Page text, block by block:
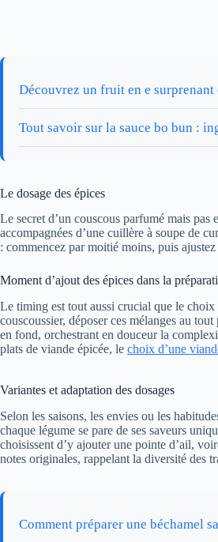
Découvrez un fruit en e surprenant
Tout savoir sur la sauce bo bun :
Le dosage des épices
Le secret d’un couscous parfumé mais
accompagnées d’une cuillère à soupe de
: commencez par moitié moins, puis
Moment d’ajout des épices dans la
Le timing est tout aussi crucial que le choix
couscoussier, déposer ces mélanges au
en fond, orchestrant en douceur la
plats de viande épicée, le choix d’une
Variantes et adaptation des dosages
Selon les saisons, les envies ou les
chaque légume se pare de ses saveurs
choisissent d’y ajouter une pointe d’ail,
notes originales, rappelant la diversité des
Comment préparer une béchamel